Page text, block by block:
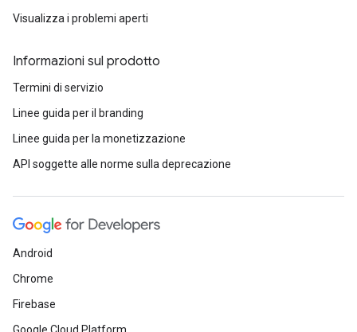
Visualizza i problemi aperti
Informazioni sul prodotto
Termini di servizio
Linee guida per il branding
Linee guida per la monetizzazione
API soggette alle norme sulla deprecazione
Android
Chrome
Firebase